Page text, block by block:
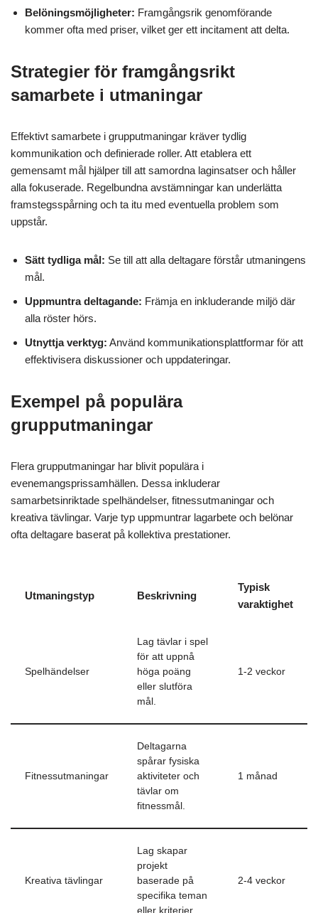
Belöningsmöjligheter: Framgångsrik genomförande
kommer ofta med priser, vilket ger ett incitament att delta.
Strategier för framgångsrikt
samarbete i utmaningar
Effektivt samarbete i grupputmaningar kräver tydlig
kommunikation och definierade roller. Att etablera ett
gemensamt mål hjälper till att samordna laginsatser och håller
alla fokuserade. Regelbundna avstämningar kan underlätta
framstegsspårning och ta itu med eventuella problem som
uppstår.
Sätt tydliga mål: Se till att alla deltagare förstår utmaningens
mål.
Uppmuntra deltagande: Främja en inkluderande miljö där
alla röster hörs.
Utnyttja verktyg: Använd kommunikationsplattformar för att
effektivisera diskussioner och uppdateringar.
Exempel på populära
grupputmaningar
Flera grupputmaningar har blivit populära i
evenemangsprissamhällen. Dessa inkluderar
samarbetsinriktade spelhändelser, fitnessutmaningar och
kreativa tävlingar. Varje typ uppmuntrar lagarbete och belönar
ofta deltagare baserat på kollektiva prestationer.
Utmaningstyp Beskrivning
Typisk
varaktighet
Spelhändelser
Lag tävlar i spel
för att uppnå
höga poäng
eller slutföra
mål.
1-2 veckor
Fitnessutmaningar
Deltagarna
spårar fysiska
aktiviteter och
tävlar om
fitnessmål.
1 månad
Kreativa tävlingar
Lag skapar
projekt
baserade på
specifika teman
eller kriterier.
2-4 veckor